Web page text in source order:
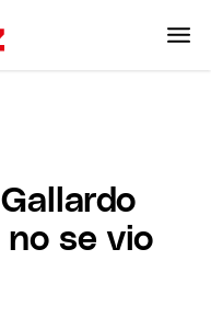
se vio